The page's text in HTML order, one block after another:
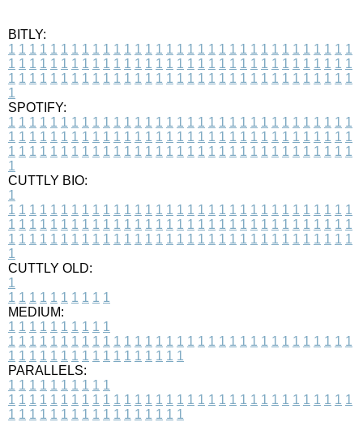
BITLY:
1 1 1 1 1 1 1 1 1 1 1 1 1 1 1 1 1 1 1 1 1 1 1 1 1 1 1 1 1 1 1 1 1
1 1 1 1 1 1 1 1 1 1 1 1 1 1 1 1 1 1 1 1 1 1 1 1 1 1 1 1 1 1 1 1 1
1 1 1 1 1 1 1 1 1 1 1 1 1 1 1 1 1 1 1 1 1 1 1 1 1 1 1 1 1 1 1 1 1
1
SPOTIFY:
1 1 1 1 1 1 1 1 1 1 1 1 1 1 1 1 1 1 1 1 1 1 1 1 1 1 1 1 1 1 1 1 1
1 1 1 1 1 1 1 1 1 1 1 1 1 1 1 1 1 1 1 1 1 1 1 1 1 1 1 1 1 1 1 1 1
1 1 1 1 1 1 1 1 1 1 1 1 1 1 1 1 1 1 1 1 1 1 1 1 1 1 1 1 1 1 1 1 1
1
CUTTLY BIO:
1
1 1 1 1 1 1 1 1 1 1 1 1 1 1 1 1 1 1 1 1 1 1 1 1 1 1 1 1 1 1 1 1 1
1 1 1 1 1 1 1 1 1 1 1 1 1 1 1 1 1 1 1 1 1 1 1 1 1 1 1 1 1 1 1 1 1
1 1 1 1 1 1 1 1 1 1 1 1 1 1 1 1 1 1 1 1 1 1 1 1 1 1 1 1 1 1 1 1 1
1
CUTTLY OLD:
1
1 1 1 1 1 1 1 1 1 1
MEDIUM:
1 1 1 1 1 1 1 1 1 1
1 1 1 1 1 1 1 1 1 1 1 1 1 1 1 1 1 1 1 1 1 1 1 1 1 1 1 1 1 1 1 1 1
1 1 1 1 1 1 1 1 1 1 1 1 1 1 1 1 1
PARALLELS:
1 1 1 1 1 1 1 1 1 1
1 1 1 1 1 1 1 1 1 1 1 1 1 1 1 1 1 1 1 1 1 1 1 1 1 1 1 1 1 1 1 1 1
1 1 1 1 1 1 1 1 1 1 1 1 1 1 1 1 1